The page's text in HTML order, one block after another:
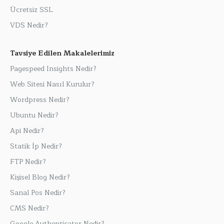
Ücretsiz SSL
VDS Nedir?
Tavsiye Edilen Makalelerimiz
Pagespeed Insights Nedir?
Web Sitesi Nasıl Kurulur?
Wordpress Nedir?
Ubuntu Nedir?
Api Nedir?
Statik İp Nedir?
FTP Nedir?
Kişisel Blog Nedir?
Sanal Pos Nedir?
CMS Nedir?